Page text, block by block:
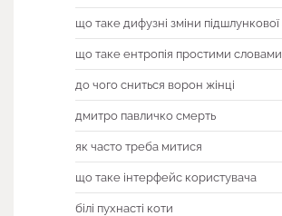
що таке дифузні зміни підшлункової
що таке ентропія простими словами
до чого сниться ворон жінці
дмитро павличко смерть
як часто треба митися
що таке інтерфейс користувача
білі пухнасті коти